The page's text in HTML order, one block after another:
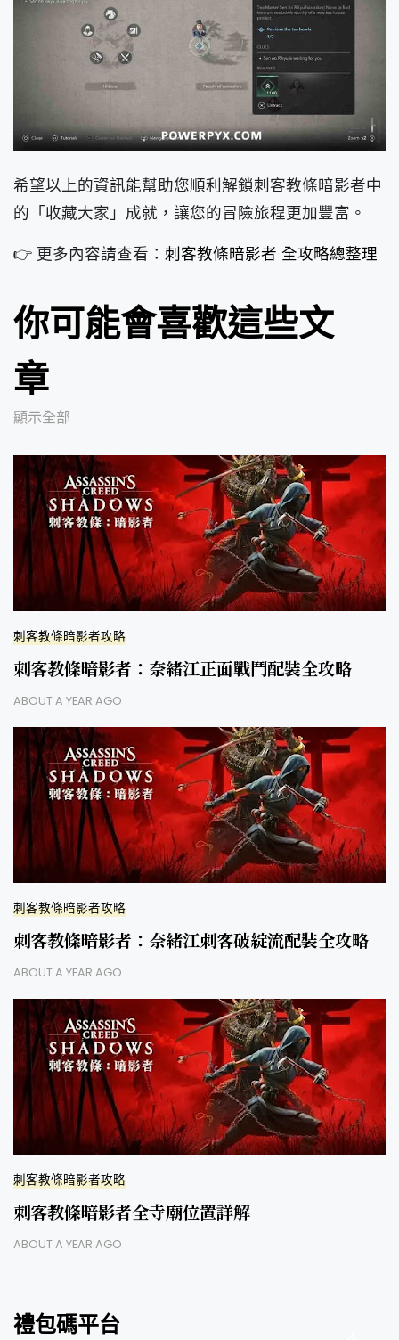
希望以上的資訊能幫助您順利解鎖刺客教條暗影者中
的「收藏大家」成就，讓您的冒險旅程更加豐富。
👉 更多內容請查看： 刺客教條暗影者 全攻略總整理
你可能會喜歡這些文
章
顯示全部
刺客教條暗影者攻略
刺客教條暗影者：奈緒江正面戰鬥配裝全攻略
ABOUT A YEAR AGO
刺客教條暗影者攻略
刺客教條暗影者：奈緒江刺客破綻流配裝全攻略
ABOUT A YEAR AGO
刺客教條暗影者攻略
刺客教條暗影者全寺廟位置詳解
ABOUT A YEAR AGO
禮包碼平台